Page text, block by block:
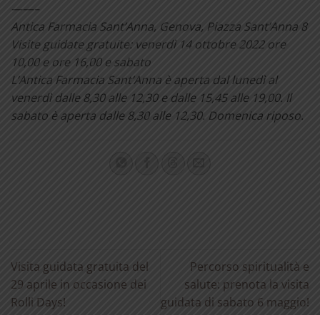
——–
Antica Farmacia Sant’Anna, Genova, Piazza Sant’Anna 8
Visite guidate gratuite: venerdì 14 ottobre 2022 ore
10,00 e ore 16,00 e sabato
L’Antica Farmacia Sant’Anna è aperta dal lunedì al
venerdì dalle 8,30 alle 12,30 e dalle 15,45 alle 19,00. Il
sabato è aperta dalle 8,30 alle 12,30. Domenica riposo.
Visita guidata gratuita del
29 aprile in occasione dei
Rolli Days!
Percorso spiritualità e
salute: prenota la visita
guidata di sabato 6 maggio!